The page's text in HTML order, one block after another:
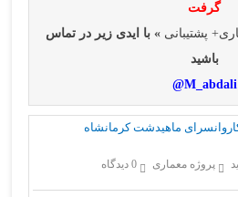
گرفت
پشتیبانی» با ایدی زیر در تماس
باشید
M_abdali@
کاروانسرای ماهیدشت کرمانشاه
پروژه معماری 0 دیدگاه